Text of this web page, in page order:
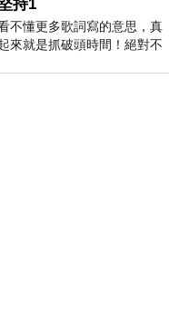
持1
不懂更多歌詞寫的意思，真
來就是抓破頭時間！絕對不